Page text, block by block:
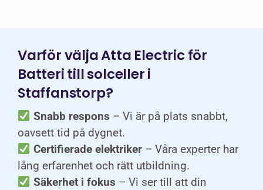
Varför välja Atta Electric för
Batteri till solceller i
Staffanstorp?
Snabb respons – Vi är på plats snabbt,
oavsett tid på dygnet.
Certifierade elektriker– Våra experter har
lång erfarenhet och rätt utbildning.
Säkerhet i fokus – Vi ser till att din